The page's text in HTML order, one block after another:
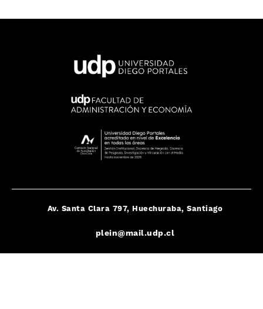
Av. Santa Clara 797, Huechuraba, Santiago
plein@mail.udp.cl